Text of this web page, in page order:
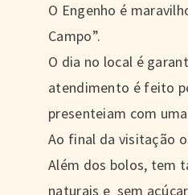
O Engenho é
Campo”.
O dia no local é
atendimento é feito
presenteiam com
Ao final da visitação
Além dos bolos, tem
naturais e sem